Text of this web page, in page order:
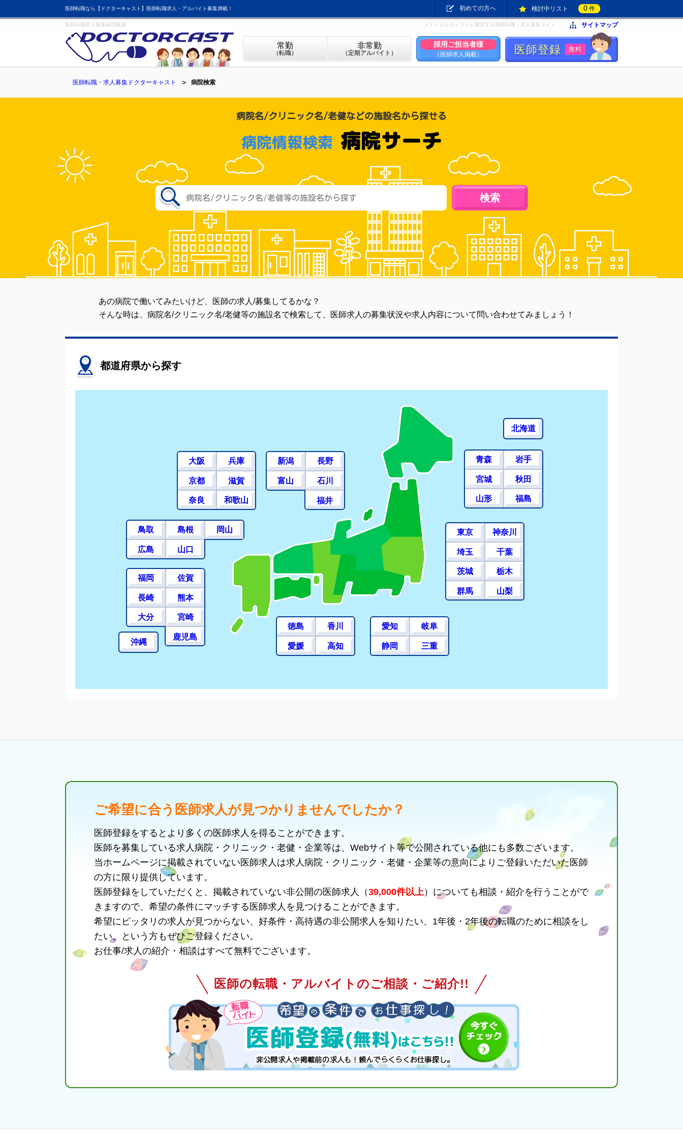
医師転職なら【ドクターキャスト】医師転職求人・アルバイト募集満載！ 初めての方へ 検討中リスト 0 件
医師転職求人募集病院検索 メディカルキャストが運営する医師転職・求人募集サイト サイトマップ
常勤
（転職）
非常勤
（定期アルバイト）
採用ご担当者様
（医師求人掲載） 医師登録 無料
医師転職・求人募集ドクターキャスト 病院検索
病院名/クリニック名/老健などの施設名から探せる
病院情報検索 病院サーチ
検索
あの病院で働いてみたいけど、医師の求人/募集してるかな？
そんな時は、病院名/クリニック名/老健等の施設名で検索して、医師求人の募集状況や求人内容について問い合わせてみましょう！
都道府県から探す
北海道
青森 岩手
宮城 秋田
山形 福島
東京 神奈川
埼玉 千葉
茨城 栃木
群馬 山梨
新潟 長野
富山 石川
福井
愛知 岐阜
静岡 三重
大阪 兵庫
京都 滋賀
奈良 和歌山
鳥取 島根 岡山
広島 山口
徳島 香川
愛媛 高知
福岡 佐賀
長崎 熊本
大分 宮崎
鹿児島
沖縄
ご希望に合う医師求人が見つかりませんでしたか？
医師登録をするとより多くの医師求人を得ることができます。
医師を募集している求人病院・クリニック・老健・企業等は、Webサイト等で公開されている他にも多数ございます。
当ホームページに掲載されていない医師求人は求人病院・クリニック・老健・企業等の意向によりご登録いただいた医師
の方に限り提供しています。
医師登録をしていただくと、掲載されていない非公開の医師求人（39,000件以上）についても相談・紹介を行うことがで
きますので、希望の条件にマッチする医師求人を見つけることができます。
希望にピッタリの求人が見つからない、好条件・高待遇の非公開求人を知りたい、1年後・2年後の転職のために相談をし
たい、という方もぜひご登録ください。
お仕事/求人の紹介・相談はすべて無料でございます。
医師の転職・アルバイトのご相談・ご紹介!!